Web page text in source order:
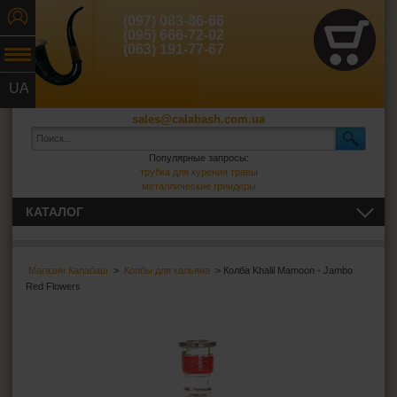
UA
(097) 083-86-66
(095) 666-72-02
(063) 191-77-67
sales@calabash.com.ua
Популярные запросы:
трубка для курения травы
металлические гриндеры
Магазин Калабаш > Колбы для кальяна
> Колба Khalil Mamoon - Jambo
Red Flowers
КАТАЛОГ